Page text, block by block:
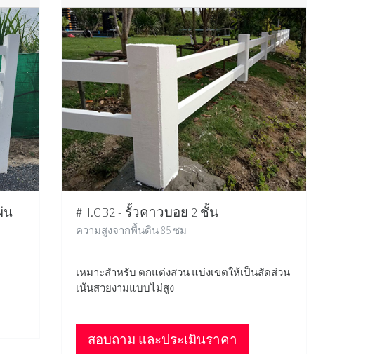
น
#H.CB2 - รั้วคาวบอย 2 ชั้น
ความสูงจากพื้นดิน 85 ซม
เหมาะสำหรับ ตกแต่งสวน แบ่งเขตให้เป็นสัดส่วน
เน้นสวยงามแบบไม่สูง
สอบถาม และประเมินราคา